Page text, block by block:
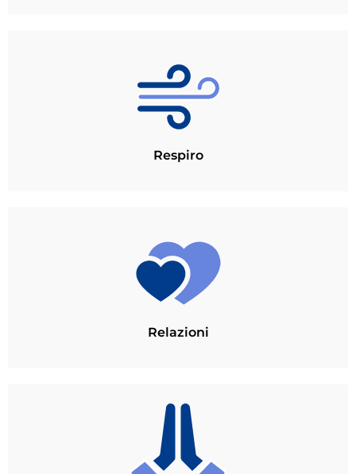
Respiro
Relazioni